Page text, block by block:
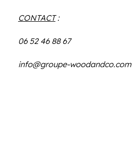
CONTACT:
06 52 46 88 67
info@groupe-woodandco.com